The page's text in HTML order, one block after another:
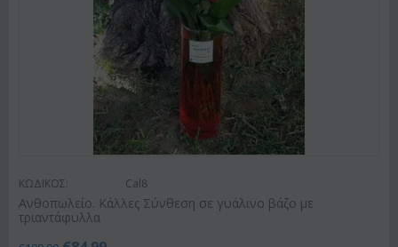
ΚΩΔΙΚΟΣ: Cal8
Ανθοπωλείο. Κάλλες Σύνθεση σε γυάλινο βάζο με
τριαντάφυλλα